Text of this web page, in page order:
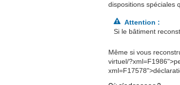
dispositions spéciales
Attention :
Si le bâtiment
Même si vous
virtuel/